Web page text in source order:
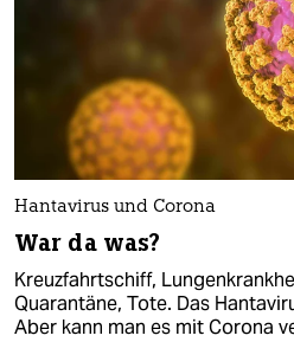
Hantavirus und Corona
War da was?
Kreuzfahrtschiff,
Quarantäne, Tote. Das
Aber kann man es mit Corona